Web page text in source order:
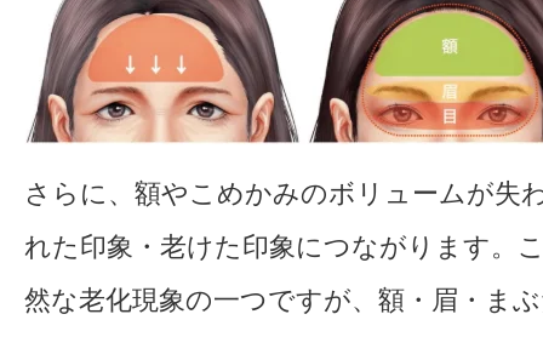
さらに、額やこめかみのボリュームが失
れた印象・老けた印象につながります。
然な老化現象の一つですが、額・眉・ま